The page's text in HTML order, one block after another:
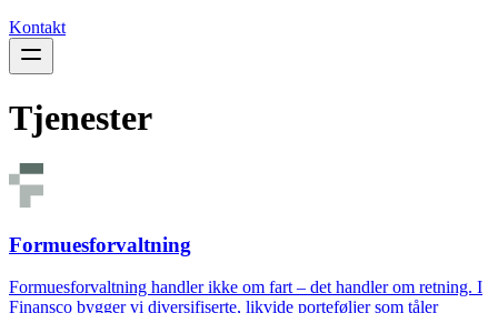
Kontakt
Tjenester
Formuesforvaltning
Formuesforvaltning handler ikke om fart – det handler om retning. I
Finansco bygger vi diversifiserte, likvide porteføljer som tåler